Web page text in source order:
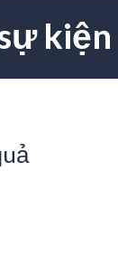
kiện